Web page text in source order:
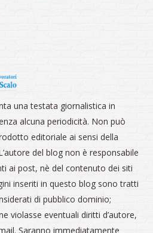
una testata giornalistica in
alcuna periodicità. Non può
editoriale ai sensi della
del blog non è responsabile
ai post, nè del contenuto dei siti
inseriti in questo blog sono tratti
di pubblico dominio;
violasse eventuali diritti d’autore,
Saranno immediatamente